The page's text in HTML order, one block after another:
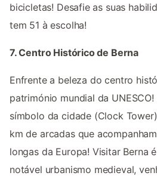
bicicletas! Desafie as suas
tem 51 à escolha!
7. Centro Histórico de Berna
Enfrente a beleza do centro
património mundial da
símbolo da cidade (Clock
km de arcadas que
longas da Europa! Visitar Berna
notável urbanismo medieval,